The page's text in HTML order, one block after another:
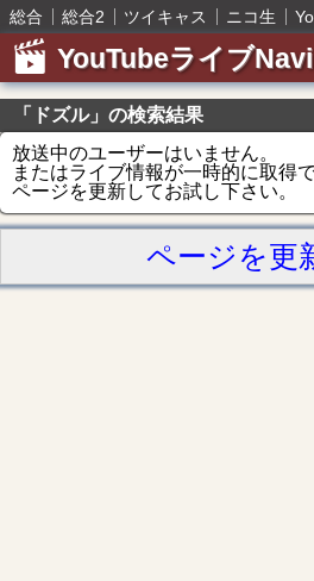
総合 総合2 ツイキャス ニコ生
YouTubeライブNavi
「ドズル」の検索結果
放送中のユーザーはいません。
またはライブ情報が一時的に取得
ページを更新してお試し下さい。
ページを更